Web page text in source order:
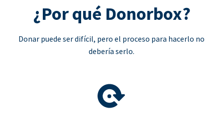
¿Por qué Donorbox?
Donar puede ser difícil, pero el proceso para hacerlo no
debería serlo.